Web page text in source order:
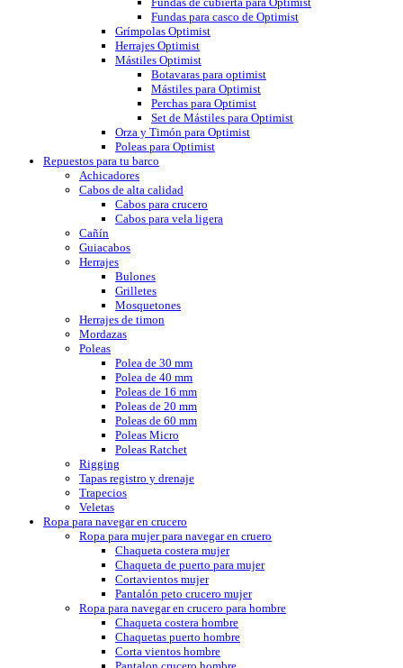
Fundas para casco de Optimist
Grímpolas Optimist
Herrajes Optimist
Mástiles Optimist
Botavaras para optimist
Mástiles para Optimist
Perchas para Optimist
Set de Mástiles para Optimist
Orza y Timón para Optimist
Poleas para Optimist
Repuestos para tu barco
Achicadores
Cabos de alta calidad
Cabos para crucero
Cabos para vela ligera
Cañín
Guiacabos
Herrajes
Bulones
Grilletes
Mosquetones
Herrajes de timon
Mordazas
Poleas
Polea de 30 mm
Polea de 40 mm
Poleas de 16 mm
Poleas de 20 mm
Poleas de 60 mm
Poleas Micro
Poleas Ratchet
Rigging
Tapas registro y drenaje
Trapecios
Veletas
Ropa para navegar en crucero
Ropa para mujer para navegar en cruero
Chaqueta costera mujer
Chaqueta de puerto para mujer
Cortavientos mujer
Pantalón peto crucero mujer
Ropa para navegar en crucero para hombre
Chaqueta costera hombre
Chaquetas puerto hombre
Corta vientos hombre